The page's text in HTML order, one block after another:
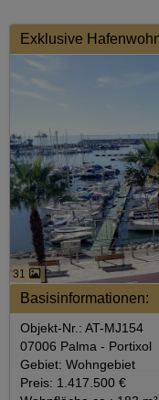
31
Basisinformationen:
Objekt-Nr.: AT-MJ154
07006 Palma - Portixol
Gebiet: Wohngebiet
Preis: 1.417.500 €